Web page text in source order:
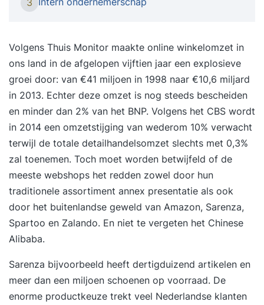
een proactieve manier waarde kunt creëren voor
opdrachtgevers, leer je tijdens de
training Proactief en ondernemend gedrag.
Onderwerpen Tijdens de training komen onder
meer de volgende onderwerpen aan bod,
waardoor je ondernemerschap en initiatiefrijke
handelen wordt vergroot: Welke vorm van
ondernemerschap past het beste bij jouw
waarden en drijfveren? Wat is jouw gedragsstijl
en hoe kun je binnen die gedragsstijl proactief en
ondernemend handelen? Op welke momenten
en/of in welke contexten wil je meer initiatief en
ondernemend gedrag vertonen? Wat zijn jouw
resultaat-, activiteiten- en gedragsdoelstellingen
succesfactor eruit? Passion - love. Waar hou ik
van? (drijfveren) Vision - create. Wat wil ik
creëren in de wereld? Mission - contribute. Wat
3
Volgens Thuis Monitor maakte online winkelomzet in
ons land in de afgelopen vijftien jaar een explosieve
groei door: van €41 miljoen in 1998 naar €10,6 miljard
in 2013. Echter deze omzet is nog steeds bescheiden
en minder dan 2% van het BNP. Volgens het CBS wordt
in 2014 een omzetstijging van wederom 10% verwacht
terwijl de totale detailhandelsomzet slechts met 0,3%
zal toenemen. Toch moet worden betwijfeld of de
meeste webshops het redden zowel door hun
traditionele assortiment annex presentatie als ook
door het buitenlandse geweld van Amazon, Sarenza,
Spartoo en Zalando. En niet te vergeten het Chinese
Alibaba.
Sarenza bijvoorbeeld heeft dertigduizend artikelen en
meer dan een miljoen schoenen op voorraad. De
enorme productkeuze trekt veel Nederlandse klanten